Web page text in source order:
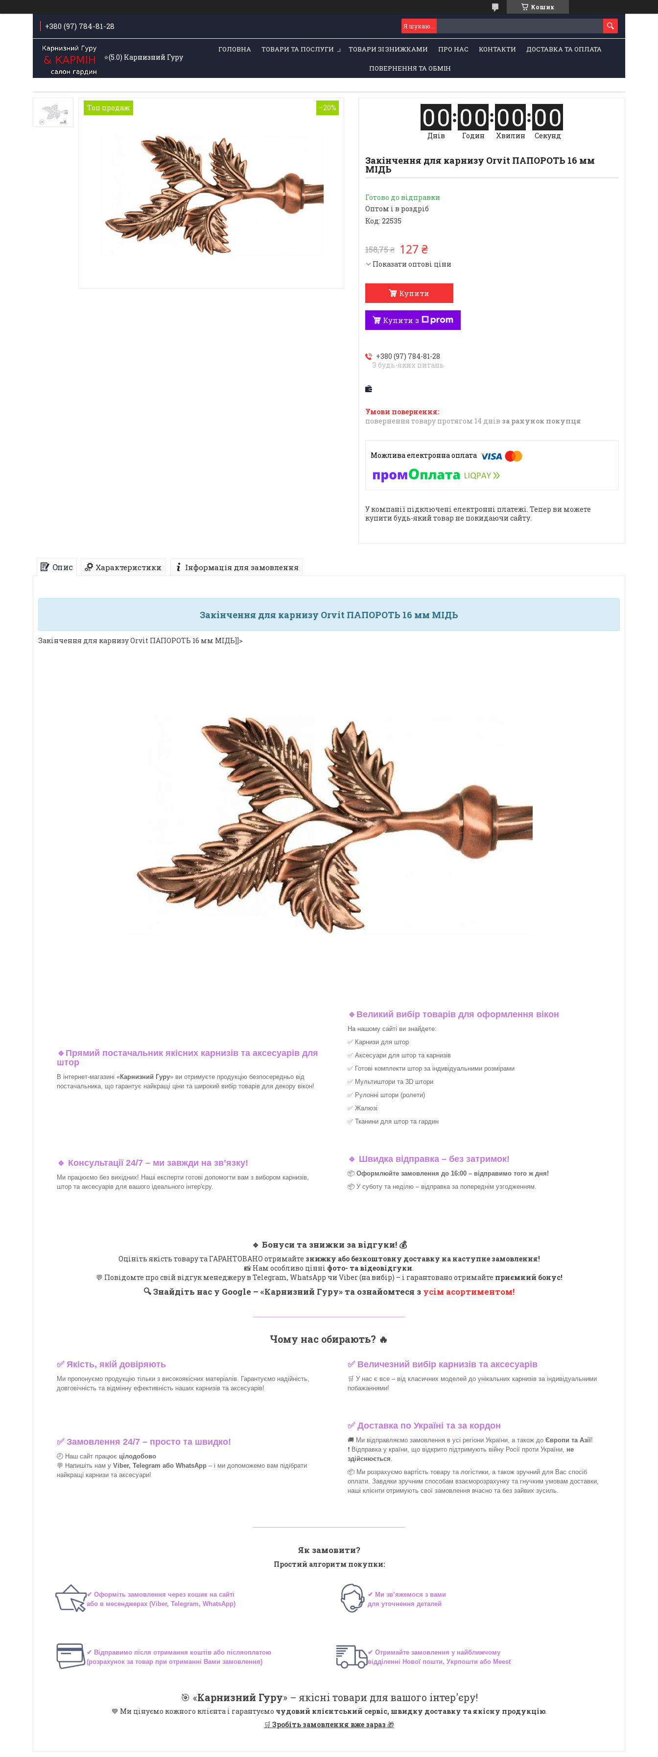
Кошик
+380 (97) 784-81-28
⭐️(5.0) Карнизний Гуру
ГОЛОВНА ТОВАРИ ТА ПОСЛУГИ ТОВАРИ ЗІ ЗНИЖКАМИ ПРО НАС КОНТАКТИ ДОСТАВКА ТА ОПЛАТА
ПОВЕРНЕННЯ ТА ОБМІН
Топ продаж –20% 00
Днів
00
Годин
00
Хвилин
00
Секунд
Закінчення для карнизу Orvit ПАПОРОТЬ 16 мм
МІДЬ
Готово до відправки
Оптом і в роздріб
Код: 22535
158,75 ₴ 127 ₴
Показати оптові ціни
Купити
Купити з
+380 (97) 784-81-28
З будь-яких питань
повернення товару протягом 14 днів за рахунок покупця
У компанії підключені електронні платежі. Тепер ви можете
купити будь-який товар не покидаючи сайту.
Опис Характеристики Інформація для замовлення
Закінчення для карнизу Orvit ПАПОРОТЬ 16 мм МІДЬ
Закінчення для карнизу Orvit ПАПОРОТЬ 16 мм МІДЬ]]>
🔹 Прямий постачальник якісних карнизів та аксесуарів для
штор
В інтернет-магазині «Карнизний Гуру» ви отримуєте продукцію безпосередньо від
постачальника, що гарантує найкращі ціни та широкий вибір товарів для декору вікон!​
🔹 Великий вибір товарів для оформлення вікон
На нашому сайті ви знайдете:
✅ Карнизи для штор
✅ Аксесуари для штор та карнизів
✅ Готові комплекти штор за індивідуальними розмірами
✅ Мультиштори та 3D штори
✅ Рулонні штори (ролети)
✅ Жалюзі
✅ Тканини для штор та гардин
🔹 Консультації 24/7 – ми завжди на зв’язку!
Ми працюємо без вихідних! Наші експерти готові допомогти вам з вибором карнизів,
штор та аксесуарів для вашого ідеального інтер'єру.​
🔹 Швидка відправка – без затримок!
📦 Оформлюйте замовлення до 16:00 – відправимо того ж дня!
📦 У суботу та неділю – відправка за попереднім узгодженням.
🔹 Бонуси та знижки за відгуки! 💰
Оцініть якість товару та ГАРАНТОВАНО отримайте знижку або безкоштовну доставку на наступне замовлення!
📸 Нам особливо цінні фото- та відеовідгуки.
💬 Повідомте про свій відгук менеджеру в Telegram, WhatsApp чи Viber (на вибір) – і гарантовано отримайте приємний бонус!
🔍Знайдіть нас у Google – «Карнизний Гуру» та ознайомтеся з усім асортиментом!
Чому нас обирають? 🔥
✅Якість, якій довіряють
Ми пропонуємо продукцію тільки з високоякісних матеріалів. Гарантуємо надійність,
довговічність та відмінну ефективність наших карнизів та аксесуарів!​
✅ Величезний вибір карнизів та аксесуарів
🛒 У нас є все – від класичних моделей до унікальних карнизів за індивідуальними
побажаннями!​
✅Замовлення 24/7 – просто та швидко!
🕘 Наш сайт працює цілодобово
💬 Напишіть нам у Viber, Telegram або WhatsApp – і ми допоможемо вам підібрати
найкращі карнизи та аксесуари!
✅Доставка по Україні та за кордон
🚚 Ми відправляємо замовлення в усі регіони України, а також до Європи та Азії!
❗ Відправка у країни, що відкрито підтримують війну Росії проти України, не
здійснюється.
📦 Ми розрахуємо вартість товару та логістики, а також зручний для Вас спосіб
оплати. Завдяки зручним способам взаєморозрахунку та гнучким умовам доставки,
наші клієнти отримують свої замовлення вчасно та без зайвих зусиль.
Як замовити?
Простий алгоритм покупки:
✔ Оформіть замовлення через кошик на сайті
або в месенджерах (Viber, Telegram, WhatsApp)
✔ Ми зв’яжемося з вами
для уточнення деталей
✔ Відправимо після отримання коштів або післяоплатою
(розрахунок за товар при отриманні Вами замовлення)
✔ Отримайте замовлення у найближчому
відділенні Нової пошти, Укрпошти або Meest
🎯 «Карнизний Гуру» – якісні товари для вашого інтер'єру!
💙 Ми цінуємо кожного клієнта і гарантуємо чудовий клієнтський сервіс, швидку доставку та якісну продукцію.
🛒 Зробіть замовлення вже зараз 🎁